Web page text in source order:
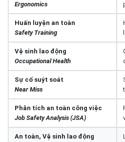
Ergonomics
Huấn luyện an toàn
Safety Training
Vệ sinh lao động
Occupational Health
Sự cố suýt soát
Near Miss
Phân tích an toàn công việc
Job Safety Analysis (JSA)
An toàn, Vệ sinh lao động